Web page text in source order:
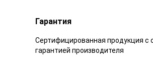
Гарантия
Сертифицированная продукция с
гарантией производителя